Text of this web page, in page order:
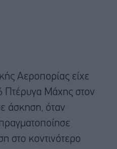
Αεροπορίας είχε
Πτέρυγα Μάχης στον
άσκηση, όταν
στο κοντινότερο